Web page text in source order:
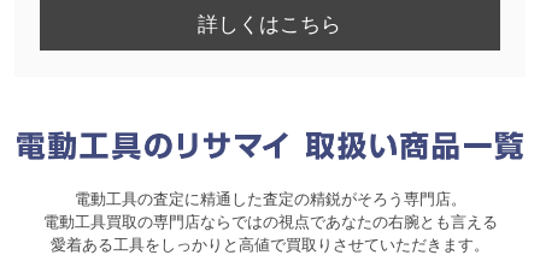
詳しくはこちら
電動工具の査定に精通した査定の精鋭がそろう専門店。
電動工具買取の専門店ならではの視点であなたの右腕とも言える
愛着ある工具をしっかりと高値で買取りさせていただきます。